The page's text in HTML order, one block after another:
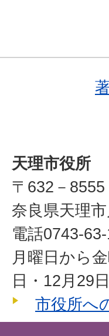
天理市役所
〒632－8555
奈良県天理
電話0743-63-
月曜日から
日・12月29
市役所へ